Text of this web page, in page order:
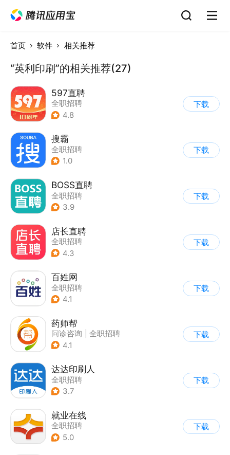
首页 软件 相关推荐
“英利印刷”的相关推荐(27)
597直聘
全职招聘
4.8
下载
搜霸
全职招聘
1.0
下载
BOSS直聘
全职招聘
3.9
下载
店长直聘
全职招聘
4.3
下载
百姓网
全职招聘
4.1
下载
药师帮
问诊咨询
全职招聘
4.1
下载
达达印刷人
全职招聘
3.7
下载
就业在线
全职招聘
5.0
下载